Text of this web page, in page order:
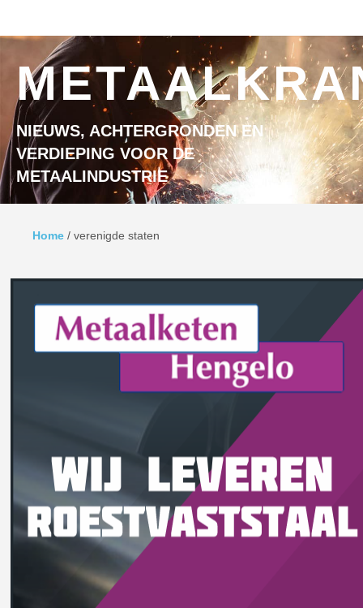
NIEUWS, ACHTERGRONDEN EN
VERDIEPING VOOR DE
METAALINDUSTRIE
Home / verenigde staten